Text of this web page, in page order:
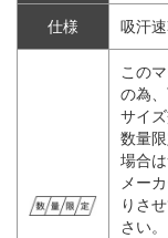
仕様 吸汗
この
の為
サイ
数量
場合
メー
りさ
さい。